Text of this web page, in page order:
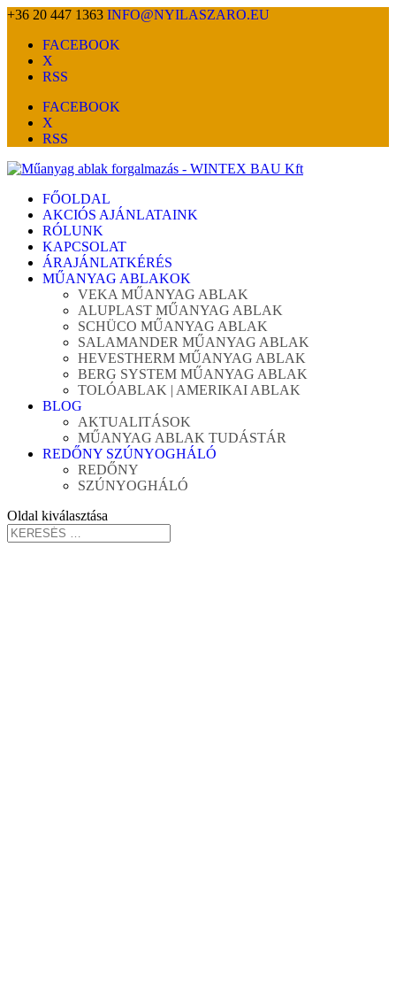
+36 20 447 1363 INFO@NYILASZARO.EU
FACEBOOK
X
RSS
FACEBOOK
X
RSS
FŐOLDAL
AKCIÓS AJÁNLATAINK
RÓLUNK
KAPCSOLAT
ÁRAJÁNLATKÉRÉS
MŰANYAG ABLAKOK
VEKA MŰANYAG ABLAK
ALUPLAST MŰANYAG ABLAK
SCHÜCO MŰANYAG ABLAK
SALAMANDER MŰANYAG ABLAK
HEVESTHERM MŰANYAG ABLAK
BERG SYSTEM MŰANYAG ABLAK
TOLÓABLAK | AMERIKAI ABLAK
BLOG
AKTUALITÁSOK
MŰANYAG ABLAK TUDÁSTÁR
REDŐNY SZÚNYOGHÁLÓ
REDŐNY
SZÚNYOGHÁLÓ
Oldal kiválasztása